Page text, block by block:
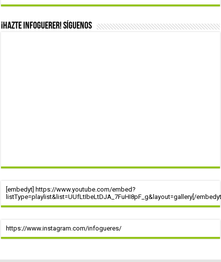
¡Hazte infoguerer! Síguenos
[embedyt] https://www.youtube.com/embed?
listType=playlist&list=UUfLtIbeLtDJA_7FuHI8pF_g&layout=gallery[/
https://www.instagram.com/infogueres/